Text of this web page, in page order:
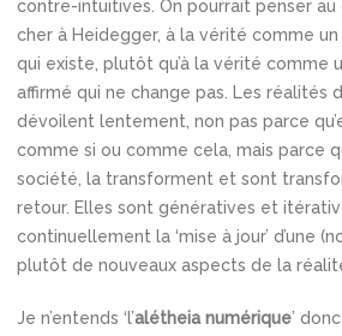
contre-intuitives. On pourrait penser au
cher à Heidegger, à la vérité comme
qui existe, plutôt qu’à la vérité comme
affirmé qui ne change pas. Les réalités
dévoilent lentement, non pas parce
comme si ou comme cela, mais parce
société, la transforment et sont
retour. Elles sont génératives et
continuellement la ‘mise à jour’ d’une
plutôt de nouveaux aspects de la
Je n’entends ‘l’alétheia numérique’